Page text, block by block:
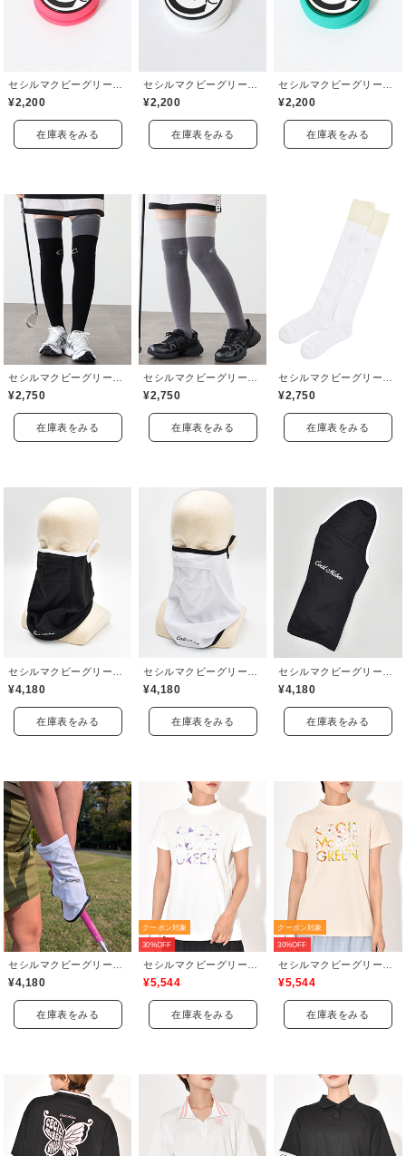
¥2,200
在庫表をみる
¥2,200
在庫表をみる
¥2,200
在庫表をみる
¥2,750
在庫表をみる
¥2,750
在庫表をみる
¥2,750
在庫表をみる
¥4,180
在庫表をみる
¥4,180
在庫表をみる
¥4,180
在庫表をみる
¥4,180
在庫表をみる
クーポン対象
30%OFF
¥5,544
在庫表をみる
クーポン対象
30%OFF
¥5,544
在庫表をみる